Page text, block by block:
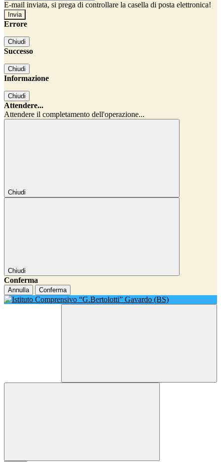
E-mail inviata, si prega di controllare la casella di posta elettronica!
Errore
Chiudi
Successo
Chiudi
Informazione
Chiudi
Attendere...
Attendere il completamento dell'operazione...
Chiudi
Chiudi
Conferma
Annulla Conferma